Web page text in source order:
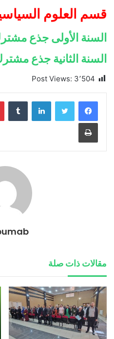
قسم العلوم
السنة الأولى جذع
السنة الثانية جذع
Post Views: 3٬504
لينكدإن
طباعة
مقالات ذات صلة